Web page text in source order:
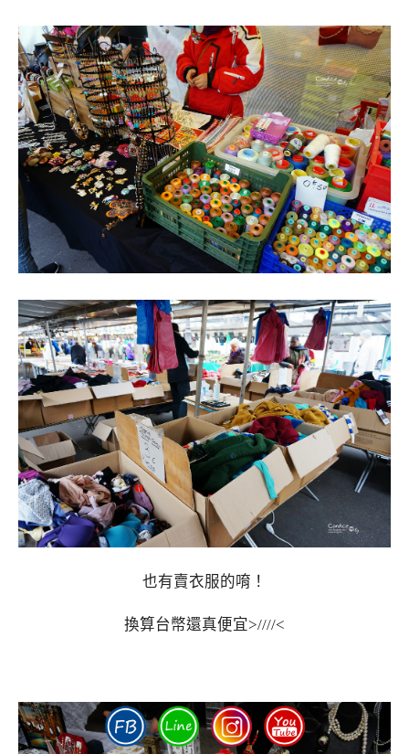
也有賣衣服的唷！
換算台幣還真便宜>////<